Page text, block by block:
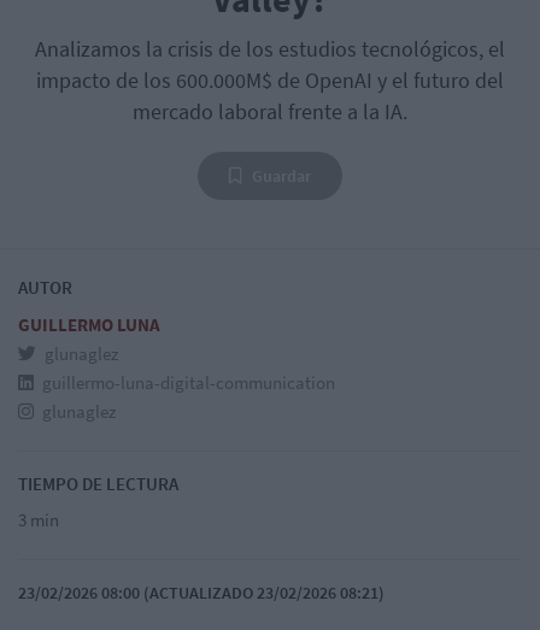
Analizamos la crisis de los estudios tecnológicos, el
impacto de los 600.000M$ de OpenAI y el futuro del
mercado laboral frente a la IA.
AUTOR
GUILLERMO LUNA
glunaglez
guillermo-luna-digital-communication
glunaglez
TIEMPO DE LECTURA
3 min
23/02/2026 08:00 (ACTUALIZADO 23/02/2026 08:21)